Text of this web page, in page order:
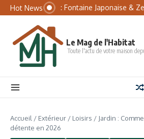
Aller au contenu
Hot News
Tsukubai : Fontaine Japonaise & Zen
Le Mag de l'Habitat
Toute l'actu de votre maison
Accueil / Extérieur / Loisirs / Jardin :
détente en 2026
Panneau de gestion des cookies